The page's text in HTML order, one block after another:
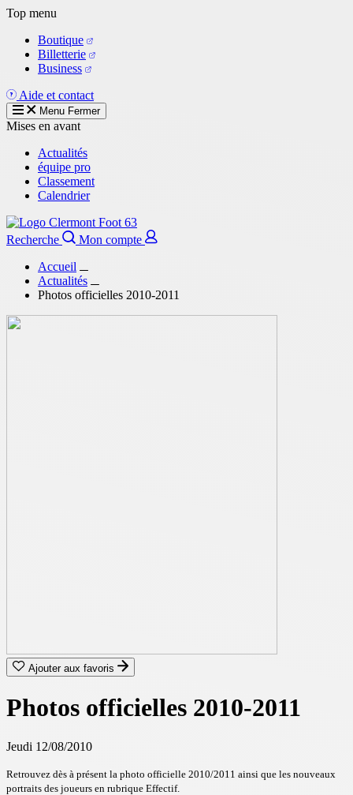
Aller
contenu
principal
Top menu
Boutique
Billetterie
Business
Aide et contact
Menu Fermer
Mises en avant
Actualités
équipe pro
Classement
Calendrier
Recherche
Mon compte
Accueil
Actualités
Photos officielles 2010-2011
Ajouter aux favoris
Photos officielles 2010-2011
Jeudi 12/08/2010
Retrouvez dès à présent la photo officielle 2010/2011 ainsi que les nouveaux
portraits des joueurs en rubrique Effectif.